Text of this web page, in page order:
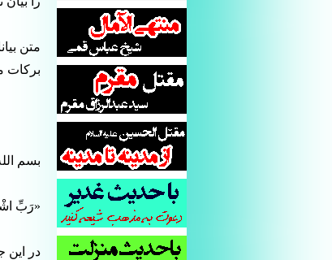
متن
برکات
بسم
«رَبِّ
در این